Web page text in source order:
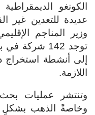
الكونغو
عديدة للتعدين غير
وزير المناجم
توجد 142
إلى أنشطة استخراج
اللازمة.
وتنتشر عمليات
وخاصةً الذهب بشكلٍ